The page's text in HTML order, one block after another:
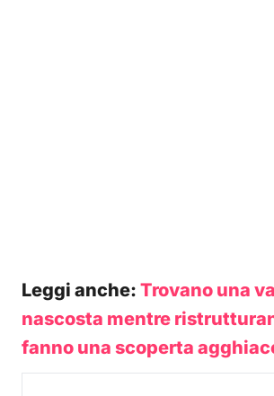
Leggi anche: Trovano una
nascosta mentre
fanno una scoperta